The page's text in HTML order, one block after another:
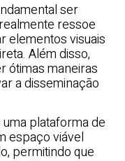
ser
ressoe
elementos visuais
Além disso,
ótimas maneiras
a disseminação
plataforma de
espaço viável
permitindo que